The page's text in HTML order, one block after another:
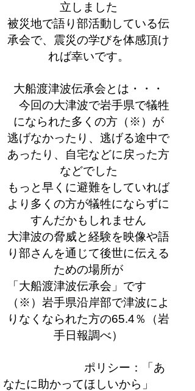
立しました
被災地で語り部活動している伝
承会で、震災の学びを体感頂け
れば幸いです。
大船渡津波伝承会とは・・・
今回の大津波で岩手県で犠牲
になられた多くの方（※）が
逃げなかったり、逃げる途中で
あったり、自宅などに戻った方
などでした
もっと早くに避難をしていれば
より多くの方が犠牲にならずに
すんだかもしれません
大津波の脅威と経験を映像や語
り部さんを通じて後世に伝える
ための場所が
「大船渡津波伝承会」です
（※）岩手県沿岸部で津波によ
りなくなられた方の65.4％（岩
手日報調べ）
ポリシー：「あ
なたに助かってほしいから」